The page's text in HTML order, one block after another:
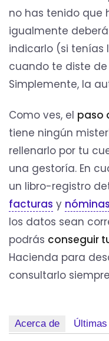
no has tenido que
igualmente
indicarlo (si tenías
cuando te diste
Simplemente, la
Como ves, el paso
tiene ningún
rellenarlo por tu
una gestoría. En
un libro-registro
facturas y nóminas
los datos sean
podrás conseguir
Hacienda para
consultarlo
Acerca de